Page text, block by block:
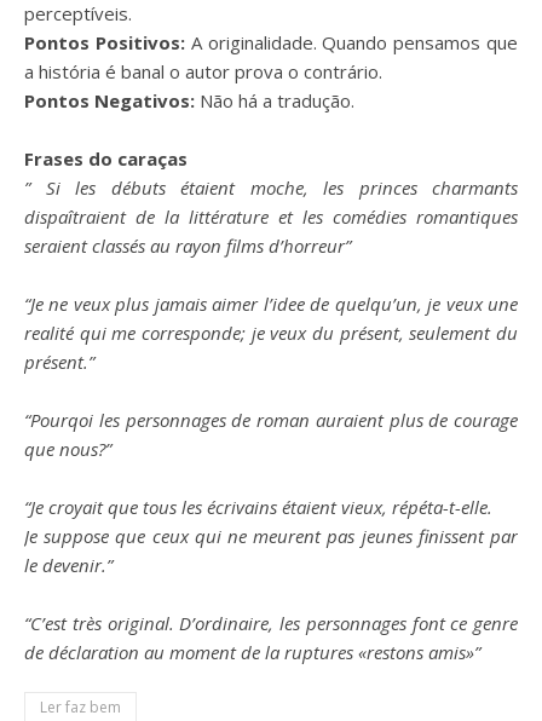
perceptíveis.
Pontos Positivos: A originalidade. Quando pensamos que
a história é banal o autor prova o contrário.
Pontos Negativos: Não há a tradução.
Frases do caraças
” Si les débuts étaient moche, les princes charmants
dispaîtraient de la littérature et les comédies romantiques
seraient classés au rayon films d’horreur”
“Je ne veux plus jamais aimer l’idee de quelqu’un, je veux une
realité qui me corresponde; je veux du présent, seulement du
présent.”
“Pourqoi les personnages de roman auraient plus de courage
que nous?”
“Je croyait que tous les écrivains étaient vieux, répéta-t-elle.
Je suppose que ceux qui ne meurent pas jeunes finissent par
le devenir.”
“C’est très original. D’ordinaire, les personnages font ce genre
de déclaration au moment de la ruptures «restons amis»”
Ler faz bem